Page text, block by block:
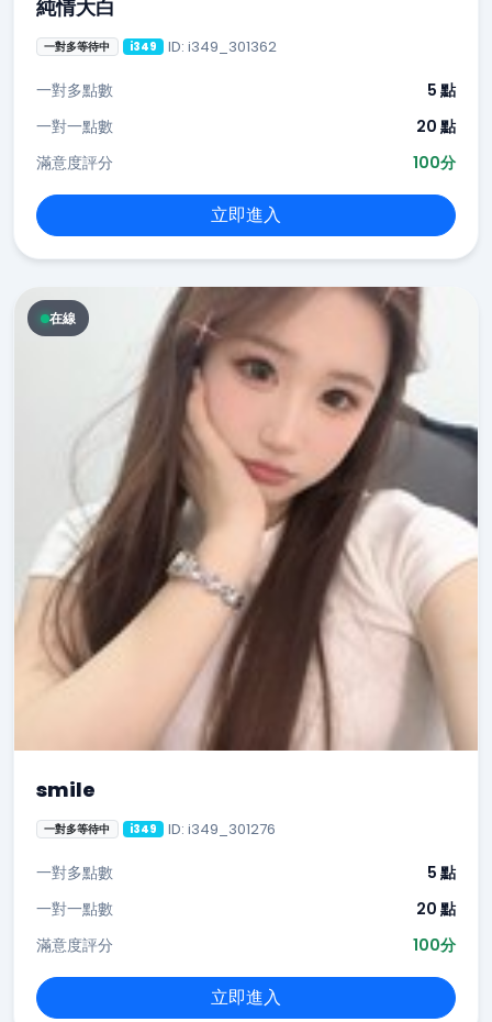
純情大白
一對多等待中 i349 ID: i349_301362
一對多點數
5 點
一對一點數
20 點
滿意度評分
100分
立即進入
在線
smile
一對多等待中 i349 ID: i349_301276
一對多點數
5 點
一對一點數
20 點
滿意度評分
100分
立即進入